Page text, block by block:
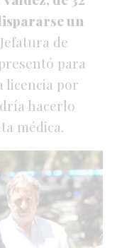
un
de
para
licencia por
hacerlo
médica.